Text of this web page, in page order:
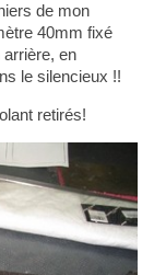
de mon
40mm fixé
en
le silencieux !!
retirés!